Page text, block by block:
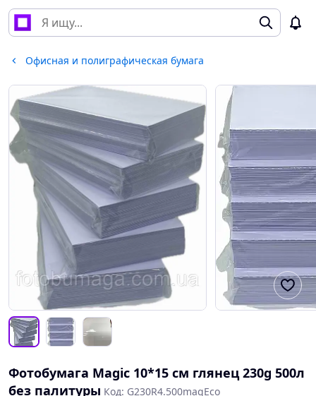
Офисная и полиграфическая бумага
Фотобумага Magic 10*15 см глянец 230g 500л
без палитуры Код: G230R4.500magEco